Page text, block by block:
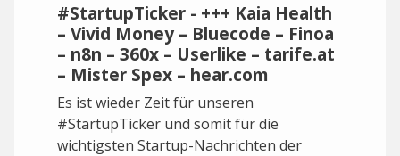
#StartupTicker - +++ Kaia Health
– Vivid Money – Bluecode – Finoa
– n8n – 360x – Userlike – tarife.at
– Mister Spex – hear.com
Es ist wieder Zeit für unseren
#StartupTicker und somit für die
wichtigsten Startup-Nachrichten der